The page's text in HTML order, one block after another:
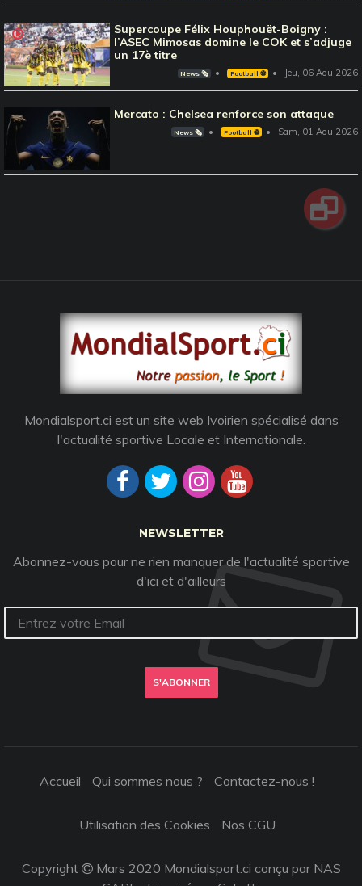
Supercoupe Félix Houphouët-Boigny :
l’ASEC Mimosas domine le COK et s’adjuge
un 17è titre
News 🗞️ Football ⚽️ Jeu, 06 Aou 2026
Mercato : Chelsea renforce son attaque
News 🗞️ Football ⚽️ Sam, 01 Aou 2026
Mondialsport.ci est un site web Ivoirien spécialisé dans
l'actualité sportive Locale et Internationale.
NEWSLETTER
Abonnez-vous pour ne rien manquer de l'actualité sportive
d'ici et d'ailleurs
S'ABONNER
Accueil Qui sommes nous ? Contactez-nous !
Utilisation des Cookies Nos CGU
Copyright
Mars 2020 Mondialsport.ci conçu par NAS